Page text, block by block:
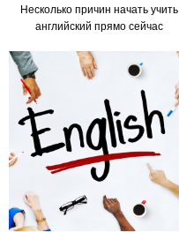
Несколько причин начать учить
английский прямо сейчас